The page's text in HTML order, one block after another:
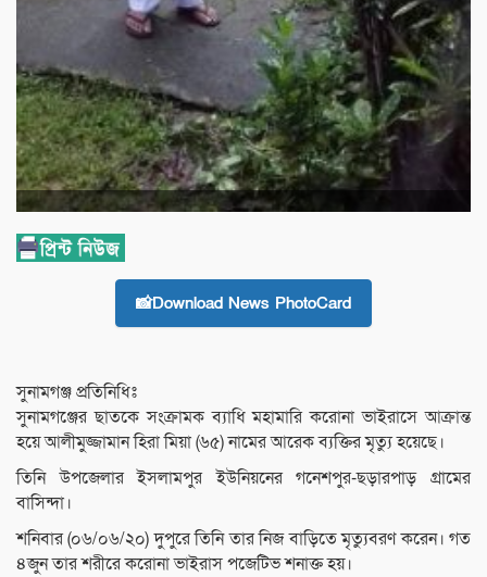
📸Download News PhotoCard
সুনামগঞ্জ প্রতিনিধিঃ
সুনামগঞ্জের ছাতকে সংক্রামক ব্যাধি মহামারি করোনা ভাইরাসে আক্রান্ত
হয়ে আলীমুজ্জামান হিরা মিয়া (৬৫) নামের আরেক ব্যক্তির মৃত্যু হয়েছে।
তিনি উপজেলার ইসলামপুর ইউনিয়নের গনেশপুর-ছড়ারপাড় গ্রামের
বাসিন্দা।
শনিবার (০৬/০৬/২০) দুপুরে তিনি তার নিজ বাড়িতে মৃত্যুবরণ করেন। গত
৪জুন তার শরীরে করোনা ভাইরাস পজেটিভ শনাক্ত হয়।